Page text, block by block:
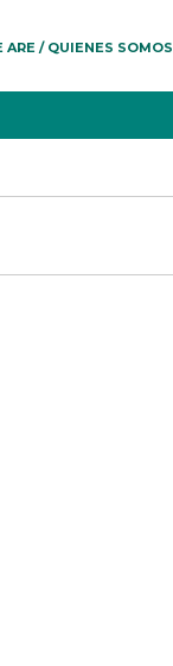
ARE / QUIENES SOMOS